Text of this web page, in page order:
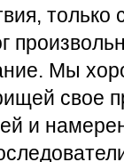
Мы
свое
и